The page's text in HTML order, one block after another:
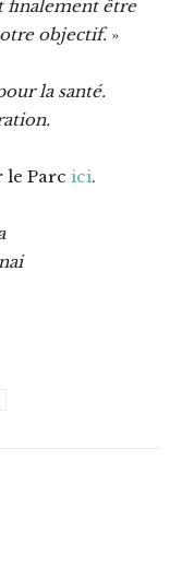
finalement être
objectif.»
la santé.
le Parc ici.